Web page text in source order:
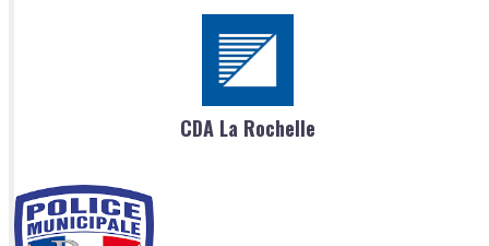
CDA La Rochelle